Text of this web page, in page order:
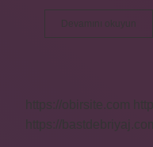
Devamını okuyun
https://obirsite.com
https://